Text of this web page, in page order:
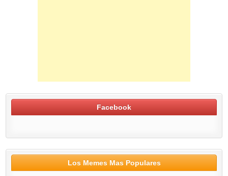
Facebook
Los Memes Mas Populares